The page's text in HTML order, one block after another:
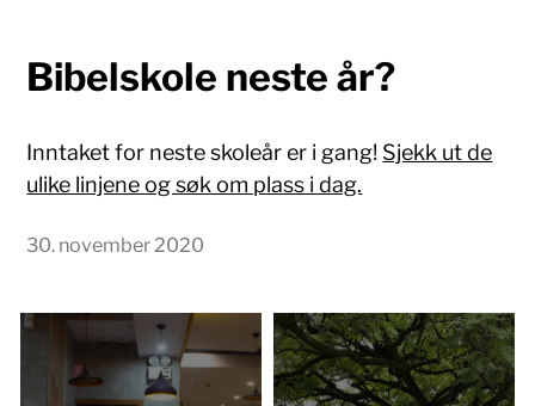
Bibelskole neste år?
Inntaket for neste skoleår er i gang! Sjekk ut de
ulike linjene og søk om plass i dag.
30. november 2020